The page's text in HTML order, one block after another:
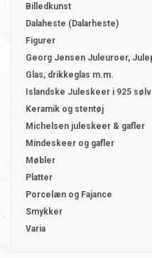
Billedkunst
Dalaheste (Dalarheste)
Figurer
Georg Jensen Juleuroer,
Glas, drikkeglas m.m.
Islandske Juleskeer i 925 sølv
Keramik og stentøj
Michelsen juleskeer & gafler
Mindeskeer og gafler
Møbler
Platter
Porcelæn og Fajance
Smykker
Varia